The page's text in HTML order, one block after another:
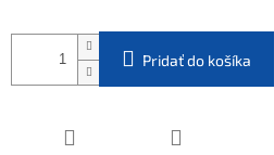
Pridať do košíka